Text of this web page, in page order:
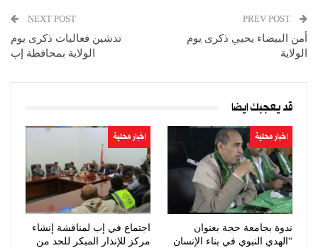
أمن البيضاء يحيي ذكرى يوم
الولاية
NEXT POST
تدشين فعاليات ذكرى يوم
الولاية بمحافظة إب
قد يعجبك ايضا
اخبار محلية
ندوة بجامعة حجة بعنوان
“الهدي النبوي في بناء الإنسان
اخبار محلية
اجتماع في إب لمناقشة إنشاء
مركز للإنذار المبكر للحد من